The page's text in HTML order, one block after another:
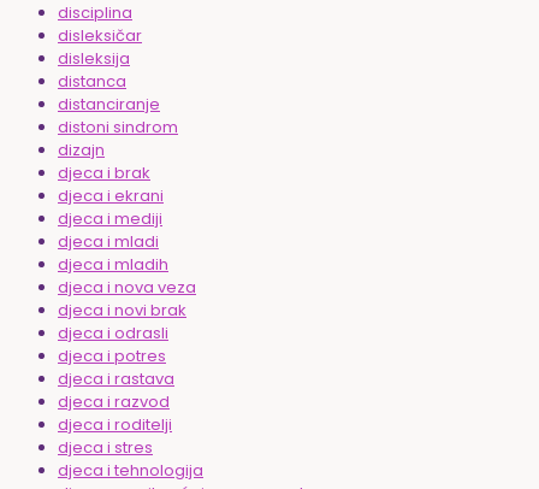
disciplina
disleksičar
disleksija
distanca
distanciranje
distoni sindrom
dizajn
djeca i brak
djeca i ekrani
djeca i mediji
djeca i mladi
djeca i mladih
djeca i nova veza
djeca i novi brak
djeca i odrasli
djeca i potres
djeca i rastava
djeca i razvod
djeca i roditelji
djeca i stres
djeca i tehnologija